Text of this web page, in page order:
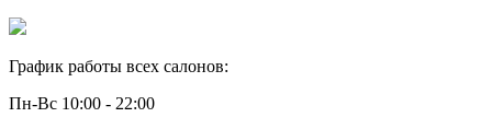
Лечение трещин
Протезирование ногтей
График работы всех салонов:
Пн-Вс 10:00 - 22:00